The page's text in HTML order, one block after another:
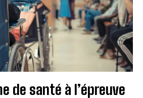
de santé à l’épreuve